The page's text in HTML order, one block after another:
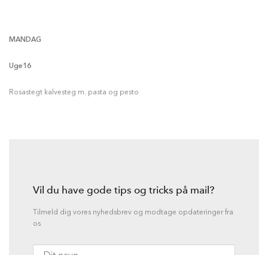
MANDAG
Uge16
Rosastegt kalvesteg m. pasta og pesto
Vil du have gode tips og tricks på mail?
Tilmeld dig vores nyhedsbrev og modtage opdateringer fra
os